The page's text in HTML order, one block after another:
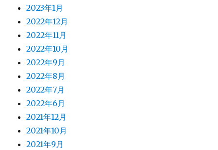
2023年1月
2022年12月
2022年11月
2022年10月
2022年9月
2022年8月
2022年7月
2022年6月
2021年12月
2021年10月
2021年9月